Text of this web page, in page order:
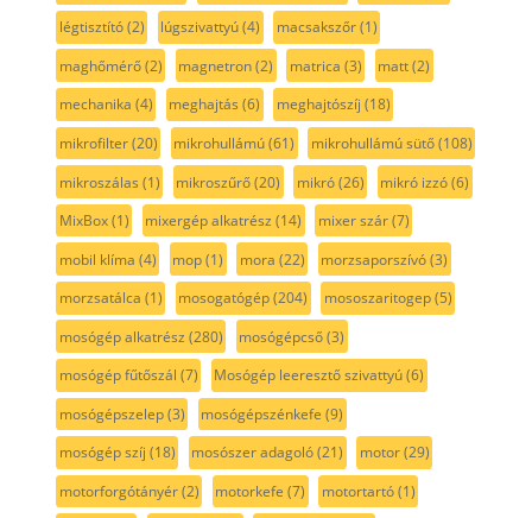
légtisztító(2) lúgszivattyú(4) macsakszőr(1)
maghőmérő(2) magnetron(2) matrica (3) matt(2)
mechanika (4) meghajtás (6) meghajtószíj (18)
mikrofilter(20) mikrohullámú(61) mikrohullámú sütő(108)
mikroszálas (1) mikroszűrő(20) mikró(26) mikró izzó(6)
MixBox(1) mixergép alkatrész (14) mixer szár(7)
mobil klíma (4) mop(1) mora (22) morzsaporszívó(3)
morzsatálca (1) mosogatógép(204) mososzaritogep(5)
mosógép alkatrész (280) mosógépcső(3)
mosógép fűtőszál (7) Mosógép leeresztő szivattyú(6)
mosógépszelep(3) mosógépszénkefe (9)
mosógép szíj (18) mosószer adagoló(21) motor(29)
motorforgótányér(2) motorkefe (7) motortartó(1)